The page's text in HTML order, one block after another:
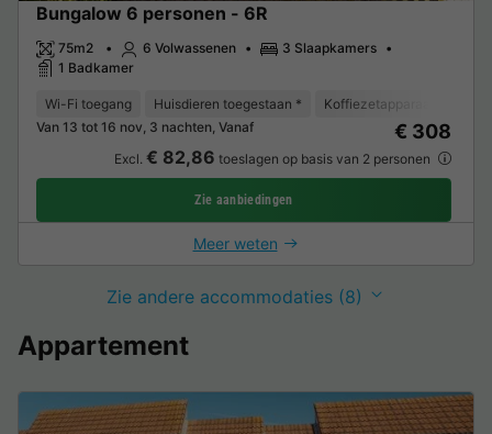
Bungalow 6 personen - 6R
75m2 6 Volwassenen
3 Slaapkamers
1 Badkamer
Wi-Fi toegang Huisdieren toegestaan * Koffiezetapparaat
Van 13 tot 16 nov, 3 nachten, Vanaf
€ 308
Excl. € 82,86 toeslagen op basis van 2 personen
Zie aanbiedingen
Meer weten
Zie andere accommodaties (8)
Appartement